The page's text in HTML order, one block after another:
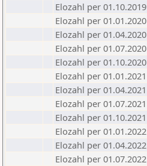
Elozahl per 01.10.2019
Elozahl per 01.01.2020
Elozahl per 01.04.2020
Elozahl per 01.07.2020
Elozahl per 01.10.2020
Elozahl per 01.01.2021
Elozahl per 01.04.2021
Elozahl per 01.07.2021
Elozahl per 01.10.2021
Elozahl per 01.01.2022
Elozahl per 01.04.2022
Elozahl per 01.07.2022